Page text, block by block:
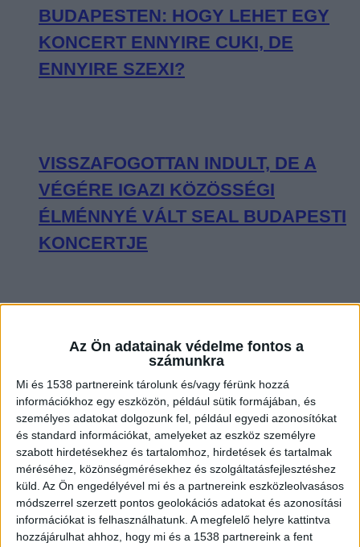
Az Ön adatainak védelme fontos a
számunkra
Mi és 1538 partnereink tárolunk és/vagy férünk hozzá
információkhoz egy eszközön, például sütik formájában, és
személyes adatokat dolgozunk fel, például egyedi azonosítókat
és standard információkat, amelyeket az eszköz személyre
szabott hirdetésekhez és tartalomhoz, hirdetések és tartalmak
méréséhez, közönségmérésekhez és szolgáltatásfejlesztéshez
küld. Az Ön engedélyével mi és a partnereink eszközleolvasásos
módszerrel szerzett pontos geolokációs adatokat és azonosítási
információkat is felhasználhatunk. A megfelelő helyre kattintva
hozzájárulhat ahhoz, hogy mi és a 1538 partnereink a fent
BUDAPESTEN: HOGY LEHET EGY
KONCERT ENNYIRE CUKI, DE
ENNYIRE SZEXI?
VISSZAFOGOTTAN INDULT, DE A
VÉGÉRE IGAZI KÖZÖSSÉGI
ÉLMÉNNYÉ VÁLT SEAL BUDAPESTI
KONCERTJE
OLYAN VOLT CHARLIE PUTH A
BUDAPEST PARK SZÍNPADÁN, MINT
KISGYEREK A CUKORKABOLTBAN
ZENE
ZENE
A legfrissebb megjelenések első kézből!